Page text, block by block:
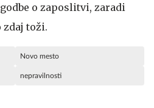
o zaposlitvi, zaradi
zdaj toži.
Novo mesto
nepravilnosti